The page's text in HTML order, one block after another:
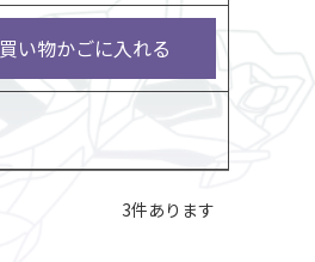
買い物かごに入れる
3件あります